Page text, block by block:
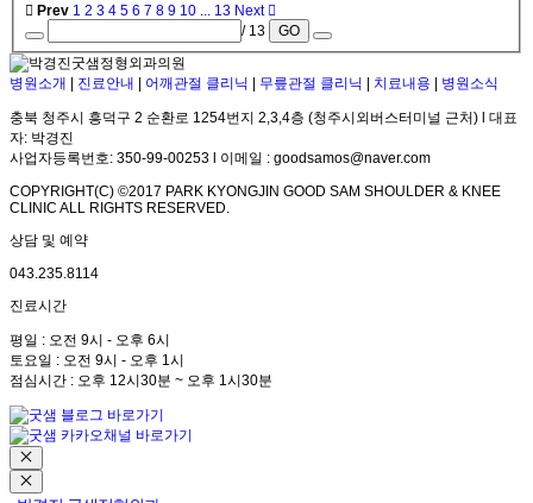
Prev 1 2 3 4 5 6 7 8 9 10 13 Next
/ 13
GO
병원소개 진료안내 어깨관절 클리닉 무릎관절 클리닉 치료내용 병원소식
충북 청주시 흥덕구 2 순환로 1254번지 2,3,4층 (청주시외버스터미널 근처) l 대표
자: 박경진
사업자등록번호: 350-99-00253 l 이메일 : goodsamos@naver.com
COPYRIGHT(C) ©2017 PARK KYONGJIN GOOD SAM SHOULDER & KNEE
CLINIC ALL RIGHTS RESERVED.
상담 및 예약
043.235.8114
진료시간
평일 : 오전 9시 - 오후 6시
토요일 : 오전 9시 - 오후 1시
점심시간 : 오후 12시30분 ~ 오후 1시30분